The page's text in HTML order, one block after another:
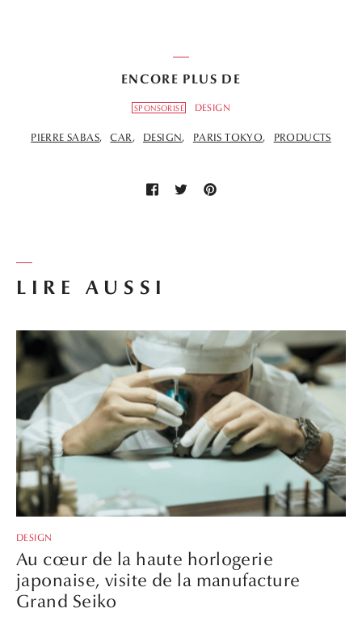
LIRE AUSSI
DESIGN
Au cœur de la haute horlogerie
japonaise, visite de la manufacture
Grand Seiko
ENCORE PLUS DE
SPONSORISÉ DESIGN
PIERRE SABAS CAR DESIGN PARIS TOKYO PRODUCTS